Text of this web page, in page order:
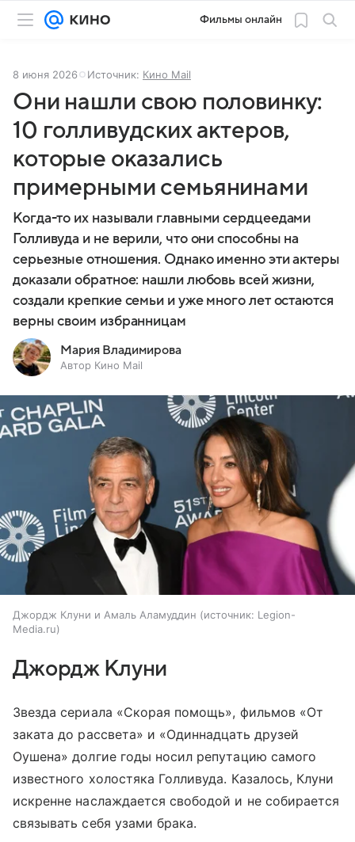
Фильмы онлайн
8 июня 2026 Источник: Кино Mail
Они нашли свою половинку:
10 голливудских актеров,
которые оказались
примерными семьянинами
Когда-то их называли главными сердцеедами
Голливуда и не верили, что они способны на
серьезные отношения. Однако именно эти актеры
доказали обратное: нашли любовь всей жизни,
создали крепкие семьи и уже много лет остаются
верны своим избранницам
Мария Владимирова
Автор Кино Mail
Джордж Клуни и Амаль Аламуддин источник: Legion-
Media.ru
Джордж Клуни
Звезда сериала «Скорая помощь», фильмов «От
заката до рассвета» и «Одиннадцать друзей
Оушена» долгие годы носил репутацию самого
известного холостяка Голливуда. Казалось, Клуни
искренне наслаждается свободой и не собирается
связывать себя узами брака.